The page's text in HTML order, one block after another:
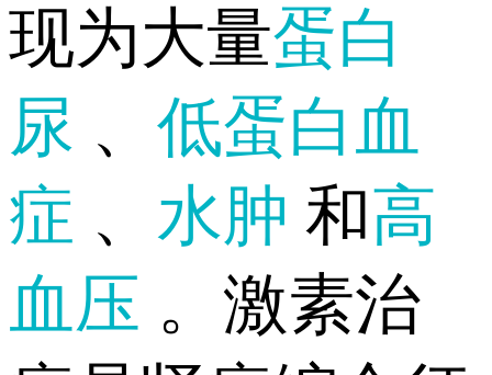
现为大量蛋白
尿 、 低蛋白血
症 、 水肿 和高
血压 。激素治